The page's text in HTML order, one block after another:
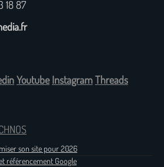
18 87
Youtube InstagramThreads
son site pour 2026
référencement Google